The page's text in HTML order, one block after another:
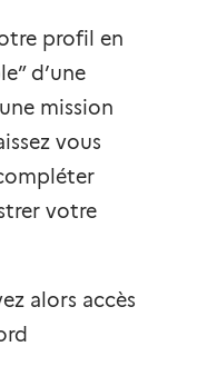
profil en
d’une
mission
vous
votre
alors accès